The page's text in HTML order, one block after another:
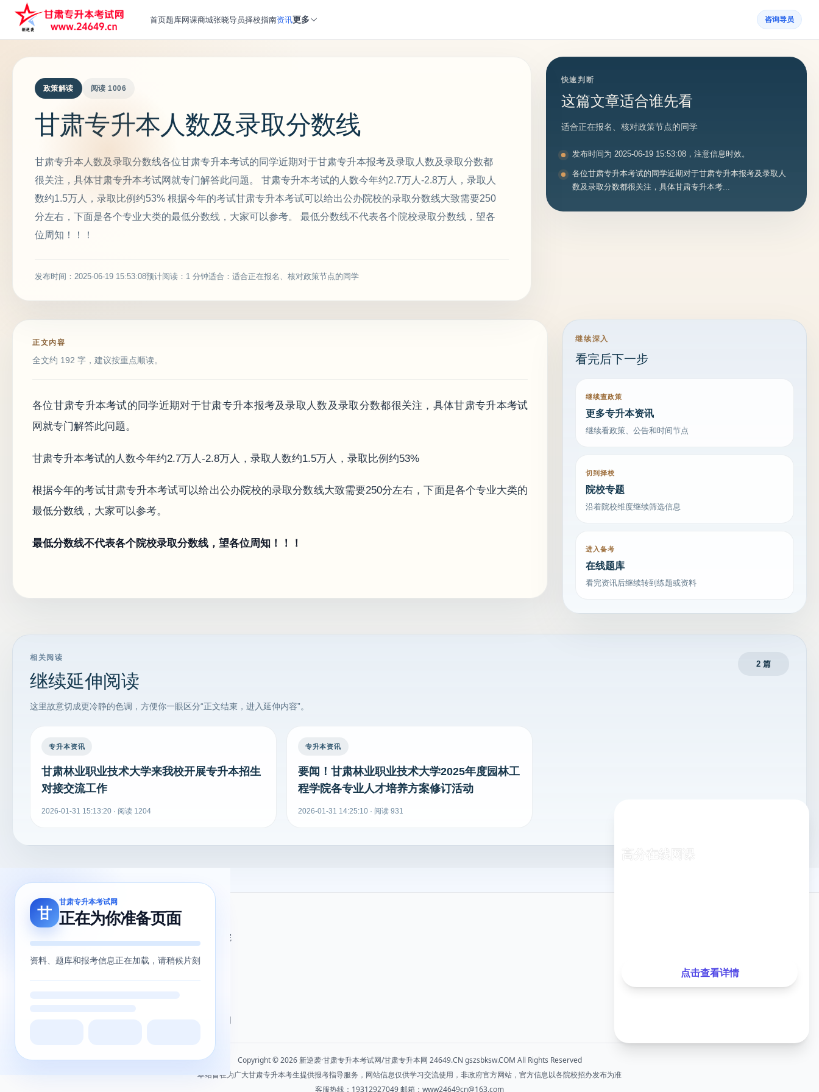
首页题库网课商城张晓导员择校指南资讯更多 咨询导员
政策解读 阅读 1006
甘肃专升本人数及录取分数线
甘肃专升本人数及录取分数线各位甘肃专升本考试的同学近期对于甘肃专升本报考及录取人数及录取分数都
很关注，具体甘肃专升本考试网就专门解答此问题。 甘肃专升本考试的人数今年约2.7万人-2.8万人，录取人
数约1.5万人，录取比例约53% 根据今年的考试甘肃专升本考试可以给出公办院校的录取分数线大致需要250
分左右，下面是各个专业大类的最低分数线，大家可以参考。 最低分数线不代表各个院校录取分数线，望各
位周知！！！
发布时间：2025-06-19 15:53:08预计阅读：1 分钟适合：适合正在报名、核对政策节点的同学
快速判断
这篇文章适合谁先看
适合正在报名、核对政策节点的同学
发布时间为 2025-06-19 15:53:08，注意信息时效。
各位甘肃专升本考试的同学近期对于甘肃专升本报考及录取人
数及录取分数都很关注，具体甘肃专升本考...
正文内容
全文约 192 字，建议按重点顺读。
各位甘肃专升本考试的同学近期对于甘肃专升本报考及录取人数及录取分数都很关注，具体甘肃专升本考试
网就专门解答此问题。
甘肃专升本考试的人数今年约2.7万人-2.8万人，录取人数约1.5万人，录取比例约53%
根据今年的考试甘肃专升本考试可以给出公办院校的录取分数线大致需要250分左右，下面是各个专业大类的
最低分数线，大家可以参考。
最低分数线不代表各个院校录取分数线，望各位周知！！！
继续深入
看完后下一步
继续查政策
更多专升本资讯
继续看政策、公告和时间节点
切到择校
院校专题
沿着院校维度继续筛选信息
进入备考
在线题库
看完资讯后继续转到练题或资料
相关阅读
继续延伸阅读
这里故意切成更冷静的色调，方便你一眼区分“正文结束，进入延伸内容”。
2 篇
专升本资讯
甘肃林业职业技术大学来我校开展专升本招生
对接交流工作
2026-01-31 15:13:20 · 阅读 1204
专升本资讯
要闻！甘肃林业职业技术大学2025年度园林工
程学院各专业人才培养方案修订活动
2026-01-31 14:25:10 · 阅读 931
甘
甘肃专升本考试网
正在为你准备页面
资料、题库和报考信息正在加载，请稍候片刻
关于我们
用户协议
隐私政策
友情链接
甘肃省教育考试院
甘肃省教育厅
北辰留学教育
甘肃专升本考试网
Copyright © 2026 新逆袭·甘肃专升本考试网/甘肃专升本网 24649.CN gszsbksw.COM All Rights Reserved
本站旨在为广大甘肃专升本考生提供报考指导服务，网站信息仅供学习交流使用，非政府官方网站，官方信息以各院校招办发布为准
客服热线：19312927049 邮箱：www24649cn@163.com
高分在线网课
点击查看详情